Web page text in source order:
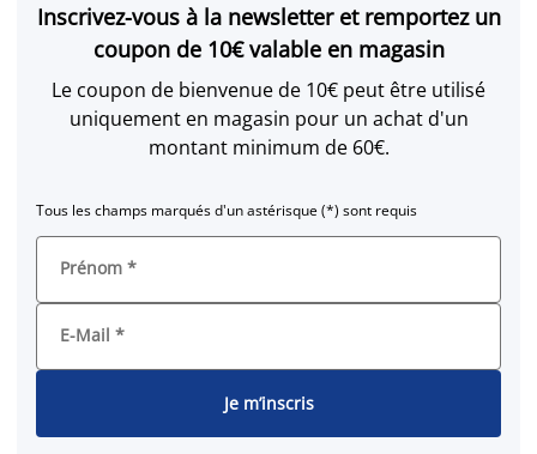
Inscrivez-vous à la newsletter et remportez un
coupon de 10€ valable en magasin
Le coupon de bienvenue de 10€ peut être utilisé
uniquement en magasin pour un achat d'un
montant minimum de 60€.
Tous les champs marqués d'un astérisque (*) sont requis
Prénom *
E-Mail *
Je m’inscris